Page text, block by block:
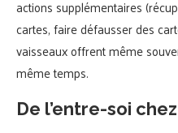
actions supplémentaires
cartes, faire défausser des
vaisseaux offrent même
même temps.
De l’entre-soi